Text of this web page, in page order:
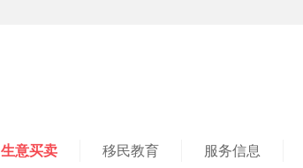
生意买卖 移民教育 服务信息